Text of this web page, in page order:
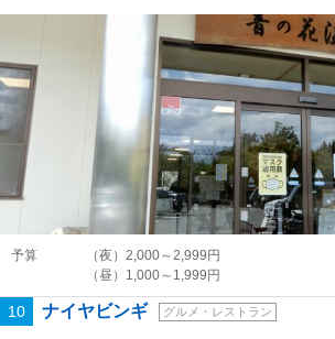
予算
（夜）2,000～2,999円
（昼）1,000～1,999円
10 ナイヤビンギ グルメ・レストラン